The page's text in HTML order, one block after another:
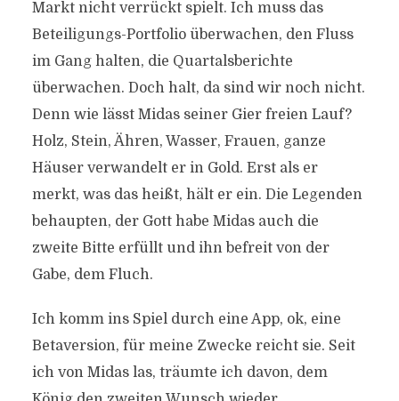
Markt nicht verrückt spielt. Ich muss das
Beteiligungs-Portfolio überwachen, den Fluss
im Gang halten, die Quartalsberichte
überwachen. Doch halt, da sind wir noch nicht.
Denn wie lässt Midas seiner Gier freien Lauf?
Holz, Stein, Ähren, Wasser, Frauen, ganze
Häuser verwandelt er in Gold. Erst als er
merkt, was das heißt, hält er ein. Die Legenden
behaupten, der Gott habe Midas auch die
zweite Bitte erfüllt und ihn befreit von der
Gabe, dem Fluch.
Ich komm ins Spiel durch eine App, ok, eine
Betaversion, für meine Zwecke reicht sie. Seit
ich von Midas las, träumte ich davon, dem